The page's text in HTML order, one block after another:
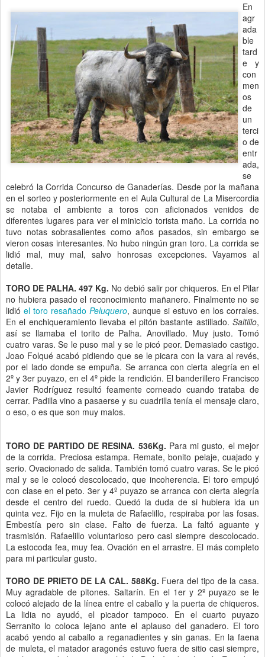
En
agr
ada
ble
tard
e y
con
men
os
de
un
terci
o de
entr
ada,
se
celebró la Corrida Concurso de Ganaderías. Desde por la mañana
en el sorteo y posteriormente en el Aula Cultural de La Misercordia
se notaba el ambiente a toros con aficionados venidos de
diferentes lugares para ver el miniciclo torista maño. La corrida no
tuvo notas sobrasalientes como años pasados, sin embargo se
vieron cosas interesantes. No hubo ningún gran toro. La corrida se
lidió mal, muy mal, salvo honrosas excepciones. Vayamos al
detalle.
TORO DE PALHA. 497 Kg. No debió salir por chiqueros. En el Pilar
no hubiera pasado el reconocimiento mañanero. Finalmente no se
lidió el toro resañado Peluquero, aunque si estuvo en los corrales.
En el enchiqueramiento llevaba el pitón bastante astillado. Saltillo,
así se llamaba el torito de Palha. Anovillado. Muy justo. Tomó
cuatro varas. Se le puso mal y se le picó peor. Demasiado castigo.
Joao Folqué acabó pidiendo que se le picara con la vara al revés,
por el lado donde se empuña. Se arranca con cierta alegría en el
2º y 3er puyazo, en el 4º pide la rendición. El banderillero Francisco
Javier Rodríguez resultó feamente corneado cuando trataba de
cerrar. Padilla vino a pasaerse y su cuadrilla tenía el mensaje claro,
o eso, o es que son muy malos.
TORO DE PARTIDO DE RESINA. 536Kg. Para mi gusto, el mejor
de la corrida. Preciosa estampa. Remate, bonito pelaje, cuajado y
serio. Ovacionado de salida. También tomó cuatro varas. Se le picó
mal y se le colocó descolocado, que incoherencia. El toro empujó
con clase en el peto. 3er y 4º puyazo se arranca con cierta alegría
desde el centro del ruedo. Quedó la duda de si hubiera ida un
quinta vez. Fijo en la muleta de Rafaelillo, respiraba por las fosas.
Embestía pero sin clase. Falto de fuerza. La faltó aguante y
trasmisión. Rafaelillo voluntarioso pero casi siempre descolocado.
La estocoda fea, muy fea. Ovación en el arrastre. El más completo
para mi particular gusto.
TORO DE PRIETO DE LA CAL. 588Kg. Fuera del tipo de la casa.
Muy agradable de pitones. Saltarín. En el 1er y 2º puyazo se le
colocó alejado de la línea entre el caballo y la puerta de chiqueros.
La lidia no ayudó, el picador tampoco. En el cuarto puyazo
Serranito lo coloca lejano ante el aplauso del ganadero. El toro
acabó yendo al caballo a reganadientes y sin ganas. En la faena
de muleta, el matador aragonés estuvo fuera de sitio casi siempre,